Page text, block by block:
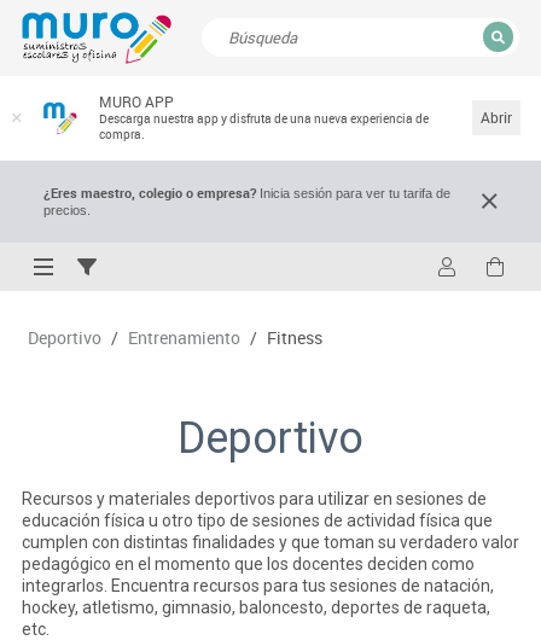
MURO APP
Descarga nuestra app y disfruta de una nueva experiencia de
compra.
Abrir
¿Eres maestro, colegio o empresa?Inicia sesión para ver tu tarifa de
precios.
Deportivo / Entrenamiento / Fitness
Deportivo
Recursos y materiales deportivos para utilizar en sesiones de
educación física u otro tipo de sesiones de actividad física que
cumplen con distintas finalidades y que toman su verdadero valor
pedagógico en el momento que los docentes deciden como
integrarlos. Encuentra recursos para tus sesiones de natación,
hockey, atletismo, gimnasio, baloncesto, deportes de raqueta,
etc.